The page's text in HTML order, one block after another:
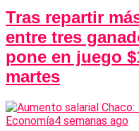
Tras repartir
entre tres
pone en juego
martes
Economía4 semanas ago